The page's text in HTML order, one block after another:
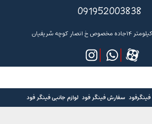
091952003838
کوچه شریفیان
سفارش فینگر فود لوازم جانبی فینگر فود